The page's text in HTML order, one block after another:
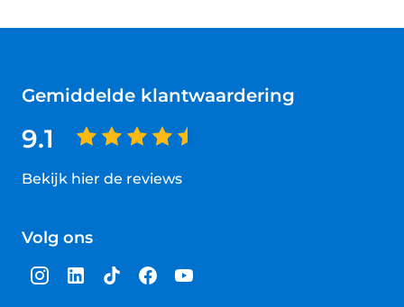
Gemiddelde klantwaardering
9.1
Bekijk hier de reviews
van
sterren
Volg ons